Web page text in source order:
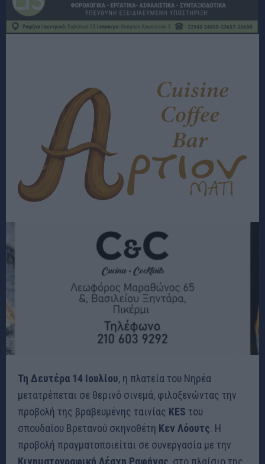
Τη Δευτέρα 14 Ιουλίου, η πλατεία του Νηρέα
μετατρέπεται σε θερινό σινεμά, φιλοξενώντας την
προβολή της βραβευμένης ταινίας KES του
σπουδαίου Βρετανού σκηνοθέτη Κεν Λόουτς. Η
προβολή πραγματοποιείται σε συνεργασία με την
Κινηματογραφική Λέσχη Ραφήνας , στο πλαίσιο της